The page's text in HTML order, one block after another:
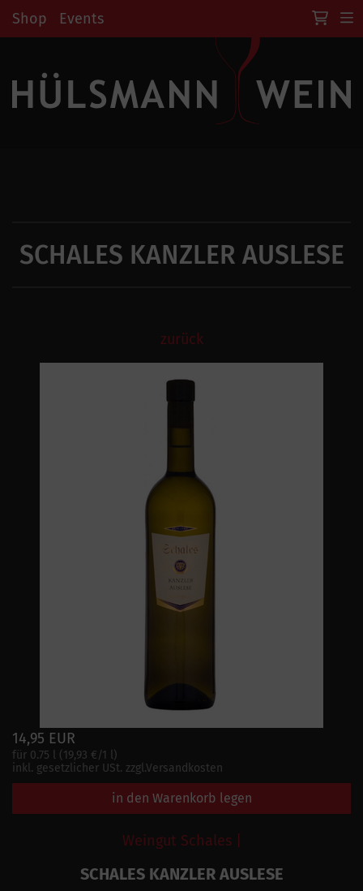
Shop Events
SCHALES KANZLER AUSLESE
zurück
14,95 EUR
für 0.75 l (19,93 €/1 l)
inkl. gesetzlicher USt. zzgl.Versandkosten
in den Warenkorb legen
Weingut Schales |
SCHALES KANZLER AUSLESE